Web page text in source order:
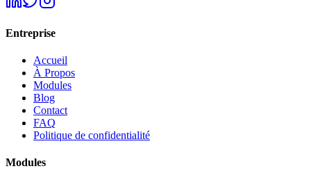
Entreprise
Accueil
À Propos
Modules
Blog
Contact
FAQ
Politique de confidentialité
Modules